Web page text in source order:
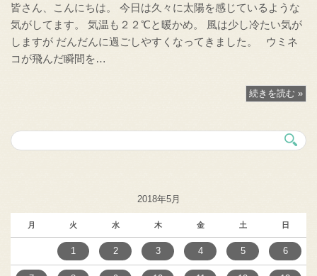
皆さん、こんにちは。 今日は久々に太陽を感じているような
気がしてます。 気温も２２℃と暖かめ。 風は少し冷たい気が
しますが だんだんに過ごしやすくなってきました。 ウミネ
コが飛んだ瞬間を…
続きを読む »
2018年5月
月 火 水 木 金 土 日
1 2 3 4 5 6